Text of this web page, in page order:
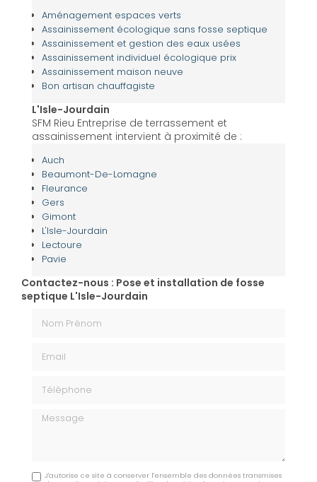
Aménagement espaces verts
Assainissement écologique sans fosse septique
Assainissement et gestion des eaux usées
Assainissement individuel écologique prix
Assainissement maison neuve
Bon artisan chauffagiste
L'Isle-Jourdain
SFM Rieu Entreprise de terrassement et
assainissement intervient à proximité de :
Auch
Beaumont-De-Lomagne
Fleurance
Gers
Gimont
L'Isle-Jourdain
Lectoure
Pavie
Contactez-nous : Pose et installation de fosse
septique L'Isle-Jourdain
Message
J'autorise ce site à conserver l'ensemble des données transmises